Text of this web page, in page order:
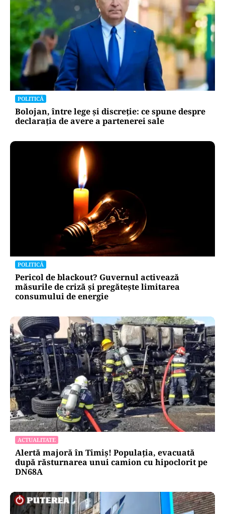
POLITICĂ
Bolojan, între lege și discreție: ce spune despre
declarația de avere a partenerei sale
POLITICĂ
Pericol de blackout? Guvernul activează
măsurile de criză și pregătește limitarea
consumului de energie
ACTUALITATE
Alertă majoră în Timiș! Populația, evacuată
după răsturnarea unui camion cu hipoclorit pe
DN68A